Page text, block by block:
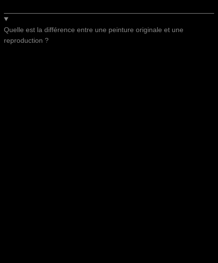
Quelle est la différence entre une peinture originale et une
reproduction ?